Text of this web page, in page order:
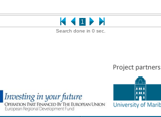
1
Search done in 0 sec.